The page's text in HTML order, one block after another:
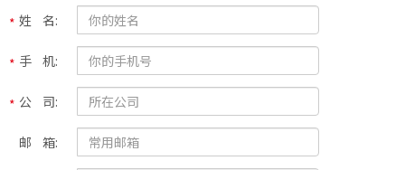
姓 名:
手 机:
公 司:
邮 箱: